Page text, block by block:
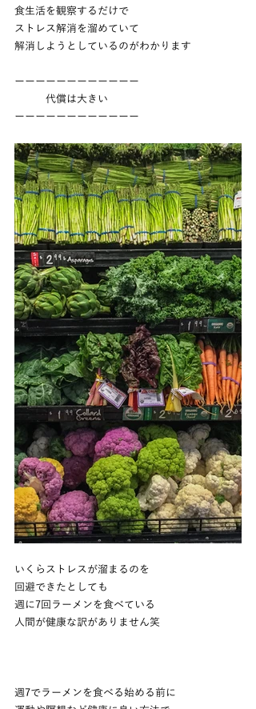
食生活を観察するだけで
ストレス解消を溜めていて
解消しようとしているのがわかります
ーーーーーーーーーーーー
代償は大きい
ーーーーーーーーーーーー
いくらストレスが溜まるのを
回避できたとしても
週に7回ラーメンを食べている
人間が健康な訳がありません笑
週7でラーメンを食べる始める前に